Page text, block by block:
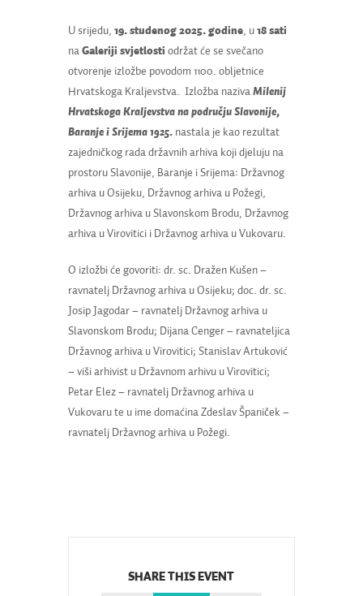
U srijedu, 19. studenog 2025. godine, u 18 sati
na Galeriji svjetlosti održat će se svečano
otvorenje izložbe povodom 1100. obljetnice
Hrvatskoga Kraljevstva. Izložba naziva Milenij
Hrvatskoga Kraljevstva na području Slavonije,
Baranje i Srijema 1925. nastala je kao rezultat
zajedničkog rada državnih arhiva koji djeluju na
prostoru Slavonije, Baranje i Srijema: Državnog
arhiva u Osijeku, Državnog arhiva u Požegi,
Državnog arhiva u Slavonskom Brodu, Državnog
arhiva u Virovitici i Državnog arhiva u Vukovaru.
O izložbi će govoriti: dr. sc. Dražen Kušen –
ravnatelj Državnog arhiva u Osijeku; doc. dr. sc.
Josip Jagodar – ravnatelj Državnog arhiva u
Slavonskom Brodu; Dijana Cenger – ravnateljica
Državnog arhiva u Virovitici; Stanislav Artuković
– viši arhivist u Državnom arhivu u Virovitici;
Petar Elez – ravnatelj Državnog arhiva u
Vukovaru te u ime domaćina Zdeslav Španiček –
ravnatelj Državnog arhiva u Požegi.
SHARE THIS EVENT